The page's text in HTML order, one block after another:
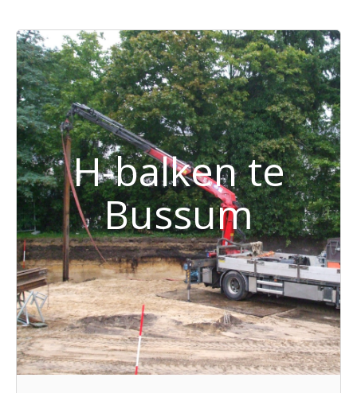
H-balken te
Bussum